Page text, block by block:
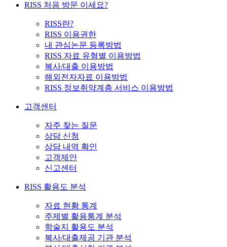
RISS 처음 방문 이세요?
RISS란?
RISS 이용권한
내 관심논문 등록방법
RISS 자료 유형별 이용방법
복사/대출 이용방법
해외전자자료 이용방법
RISS 정보취약계층 서비스 이용방법
고객센터
자주 찾는 질문
상담 신청
상담 내역 확인
고객제안
신고센터
RISS 활용도 분석
자료 현황 통계
주제별 활용통계 분석
학술지 활용도 분석
복사/대출제공 기관 분석